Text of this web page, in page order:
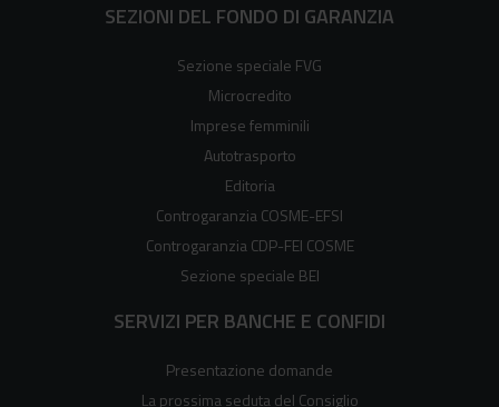
SEZIONI DEL FONDO DI GARANZIA
Sezione speciale FVG
Microcredito
Imprese femminili
Autotrasporto
Editoria
Controgaranzia COSME-EFSI
Controgaranzia CDP-FEI COSME
Sezione speciale BEI
SERVIZI PER BANCHE E CONFIDI
Presentazione domande
La prossima seduta del Consiglio